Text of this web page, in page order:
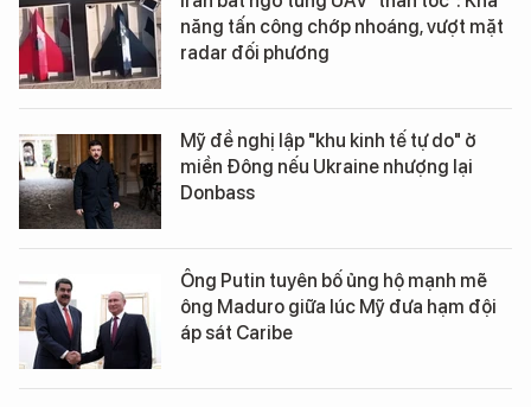
năng tấn công chớp nhoáng, vượt mặt
radar đối phương
Mỹ đề nghị lập "khu kinh tế tự do" ở
miền Đông nếu Ukraine nhượng lại
Donbass
Ông Putin tuyên bố ủng hộ mạnh mẽ
ông Maduro giữa lúc Mỹ đưa hạm đội
áp sát Caribe